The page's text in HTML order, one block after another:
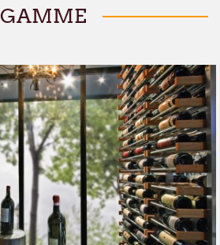
GAMME